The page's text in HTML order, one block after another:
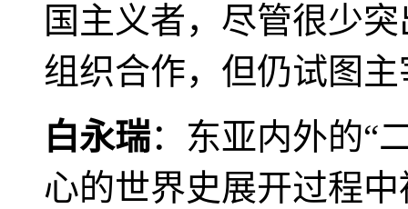
国主义者，尽管很少
组织合作，但仍试图
白永瑞：东亚内外的“
心的世界史展开过程